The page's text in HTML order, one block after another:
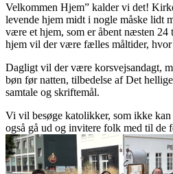
Velkommen Hjem” kalder vi det!
levende hjem midt i nogle måske lidt
være et hjem, som er åbent næsten
hjem vil der være fælles måltider, hvor
Dagligt vil der være korsvejsandagt,
bøn før natten, tilbedelse af Det
samtale og skriftemål.
Vi vil besøge katolikker, som ikke
også gå ud og invitere folk med til de